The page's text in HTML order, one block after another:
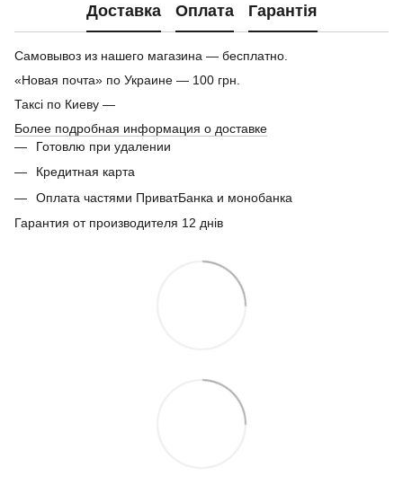
Доставка Оплата Гарантія
Самовывоз из нашего магазина — бесплатно.
«Новая почта» по Украине — 100 грн.
Таксі по Киеву —
Более подробная информация о доставке
Готовлю при удалении
Кредитная карта
Оплата частями ПриватБанка и монобанка
Гарантия от производителя 12 днів